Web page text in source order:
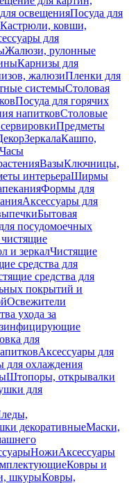
освещенияПосуда для
Кастрюли, ковши,
для
Жалюзи, рулонные
Карнизы для
жалюзиПленки для
системыСтоловая
Посуда для горячих
напитковСтоловые
Предметы
ЗеркалаКашпо,
Часы
ВазыКлючницы,
интерьераШирмы
Формы для
Аксессуары для
Бытовая
посудомоечных
и зеркалЧистящие
средства для
средства для
покрытий и
Освежители
ухода за
для
Аксессуары для
для охлаждения
Штопоры, открывалки
для
декоративныеМаски,
НожиАксессуары
Ковры и
шкурыКовры,